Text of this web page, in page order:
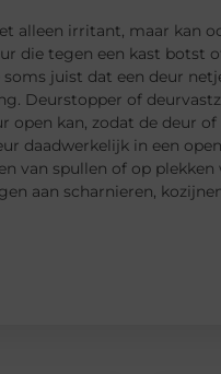
alleen irritant, maar kan
die tegen een kast botst
juist dat een deur
Deurstopper of
open kan, zodat de deur
daadwerkelijk in een
van spullen of op plekken
aan scharnieren,